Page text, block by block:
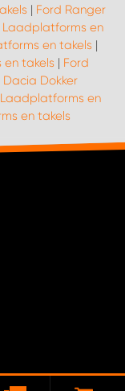
| Ford Ranger
Laadplatforms en
en takels |
en takels | Ford
Dacia Dokker
en
en takels